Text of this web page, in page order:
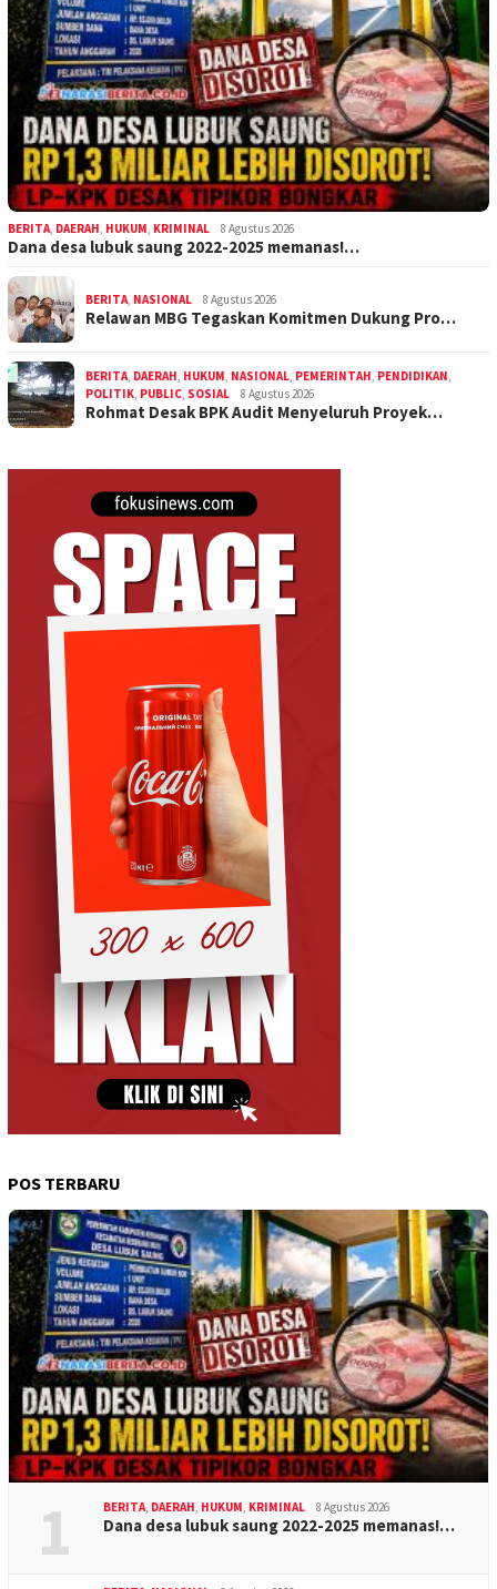
BERITA DAERAH HUKUM KRIMINAL 8 Agustus 2026
Dana desa lubuk saung 2022-2025 memanas!…
BERITA NASIONAL 8 Agustus 2026
Relawan MBG Tegaskan Komitmen Dukung Pro…
BERITA DAERAH HUKUM NASIONAL PEMERINTAH PENDIDIKAN
POLITIK PUBLIC SOSIAL 8 Agustus 2026
Rohmat Desak BPK Audit Menyeluruh Proyek…
POS TERBARU
1 BERITA DAERAH HUKUM KRIMINAL 8 Agustus 2026
Dana desa lubuk saung 2022-2025 memanas!…